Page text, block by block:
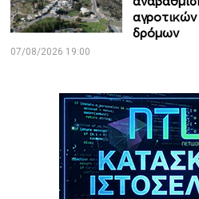
δρόμων
07/08/2026 19:00